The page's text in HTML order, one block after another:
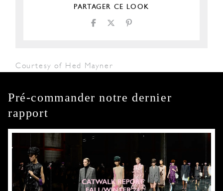
PARTAGER CE LOOK
Courtesy of Hed Mayner
Pré-commander notre dernier
rapport